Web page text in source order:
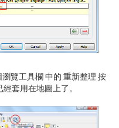
瀏覽工具欄 中的 重新整理 按
套用在地圖上了。